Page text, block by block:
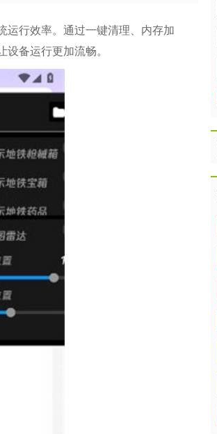
运行效率。通过一键清理、内存加
备运行更加流畅。